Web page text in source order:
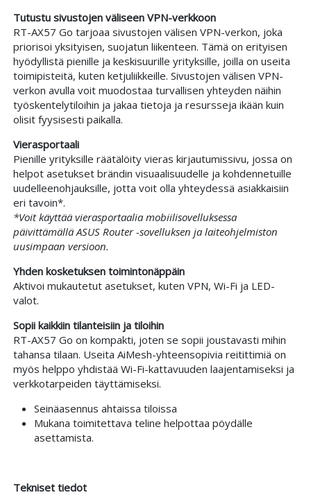
Tutustu sivustojen väliseen VPN-verkkoon
RT-AX57 Go tarjoaa sivustojen välisen VPN-verkon, joka
priorisoi yksityisen, suojatun liikenteen. Tämä on erityisen
hyödyllistä pienille ja keskisuurille yrityksille, joilla on useita
toimipisteitä, kuten ketjuliikkeille. Sivustojen välisen VPN-
verkon avulla voit muodostaa turvallisen yhteyden näihin
työskentelytiloihin ja jakaa tietoja ja resursseja ikään kuin
olisit fyysisesti paikalla.
Vierasportaali
Pienille yrityksille räätälöity vieras kirjautumissivu, jossa on
helpot asetukset brändin visuaalisuudelle ja kohdennetuille
uudelleenohjauksille, jotta voit olla yhteydessä asiakkaisiin
eri tavoin*.
*Voit käyttää vierasportaalia mobiilisovelluksessa
päivittämällä ASUS Router -sovelluksen ja laiteohjelmiston
uusimpaan versioon.
Yhden kosketuksen toimintonäppäin
Aktivoi mukautetut asetukset, kuten VPN, Wi-Fi ja LED-
valot.
Sopii kaikkiin tilanteisiin ja tiloihin
RT-AX57 Go on kompakti, joten se sopii joustavasti mihin
tahansa tilaan. Useita AiMesh-yhteensopivia reitittimiä on
myös helppo yhdistää Wi-Fi-kattavuuden laajentamiseksi ja
verkkotarpeiden täyttämiseksi.
Seinäasennus ahtaissa tiloissa
Mukana toimitettava teline helpottaa pöydälle
asettamista.
Tekniset tiedot